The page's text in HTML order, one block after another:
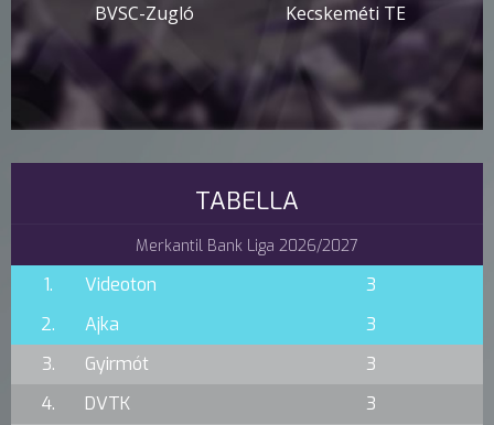
BVSC-Zugló Kecskeméti TE
TABELLA
Merkantil Bank Liga 2026/2027
1. Videoton
3
2.
Ajka
3
3.
Gyirmót
3
4.
DVTK
3